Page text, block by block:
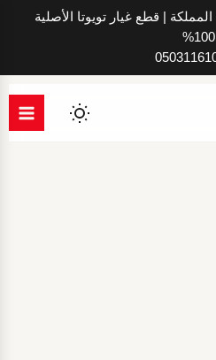
| قطع غيار تويوتا الأصلية
100%